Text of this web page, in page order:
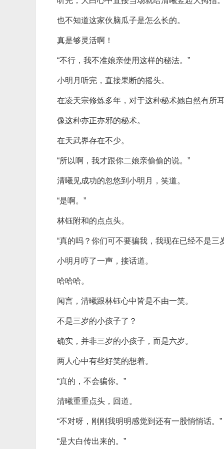
也不知道这家伙脑瓜子是怎么长的。
真是够灵活啊！
“不行，我不准娘亲使用这样的秘法。”
小明月听完，直接果断的摇头。
在凌天宗修炼多年，对于这种秘术她自然有所耳
像这种亦正亦邪的秘术。
在天武界存在不少。
“所以啊，我才跟你二娘亲偷偷的说。”
清曦见成功的忽悠到小明月，笑道。
“是啊。”
林钰附和的点点头。
“真的吗？你们可不要骗我，我现在已经不是三
小明月哼了一声，接话道。
哈哈哈。
闻言，清曦跟林钰心中皆是不由一笑。
不是三岁的小孩子了？
确实，并非三岁的小孩子，而是六岁。
两人心中有些好笑的想着。
“真的，不会骗你。”
清曦重重点头，回道。
“不对呀，刚刚我明明感觉到还有一股悄悄话。”
“是大白传出来的。”